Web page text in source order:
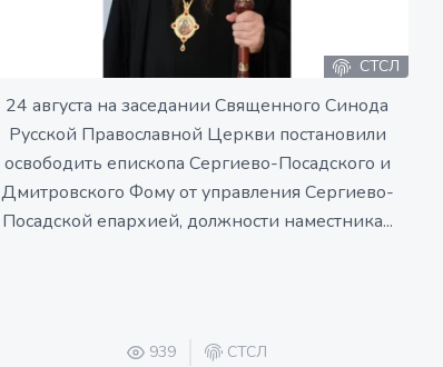
СТСЛ
24 августа на заседании Священного Синода
Русской Православной Церкви постановили
освободить епископа Сергиево-Посадского и
Дмитровского Фому от управления Сергиево-
Посадской епархией, должности наместника...
939 СТСЛ